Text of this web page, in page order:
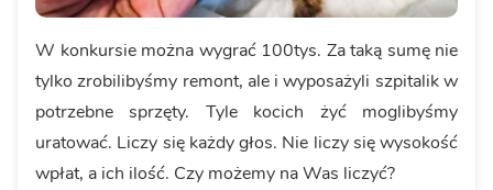
W konkursie można wygrać 100tys. Za taką sumę nie
tylko zrobilibyśmy remont, ale i wyposażyli szpitalik w
potrzebne sprzęty. Tyle kocich żyć moglibyśmy
uratować. Liczy się każdy głos. Nie liczy się wysokość
wpłat, a ich ilość. Czy możemy na Was liczyć?